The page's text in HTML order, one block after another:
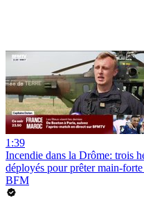
1:39
Incendie dans la Drôme: trois
déployés pour prêter main-
BFM